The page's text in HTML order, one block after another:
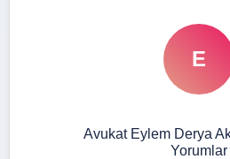
E
Avukat Eylem Derya
Yorumlar